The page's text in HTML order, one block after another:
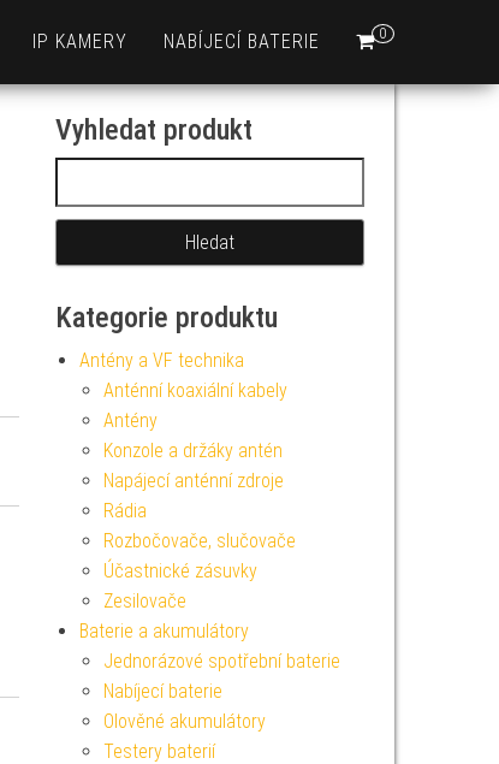
0
IP KAMERY NABÍJECÍ BATERIE
Vyhledat produkt
Kategorie produktu
Antény a VF technika
Anténní koaxiální kabely
Antény
Konzole a držáky antén
Napájecí anténní zdroje
Rádia
Rozbočovače, slučovače
Účastnické zásuvky
Zesilovače
Baterie a akumulátory
Jednorázové spotřební baterie
Nabíjecí baterie
Olověné akumulátory
Testery baterií